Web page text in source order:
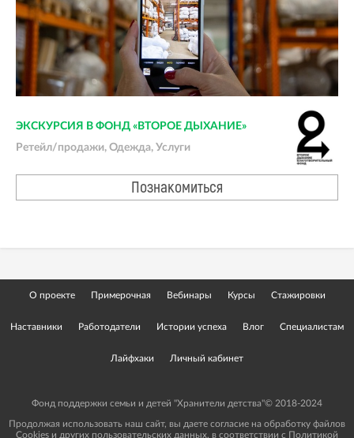
ЭКСКУРСИЯ В ФОНД «ВТОРОЕ ДЫХАНИЕ»
Ретейл/продажи, Одежда, Услуги
Познакомиться
О проекте Примерочная Вебинары Курсы Стажировки
Наставники Работодатели Истории успеха Влог Специалистам
Лайфхаки Личный кабинет
Фонд поддержки семьи и детей "Хранители детства"© 2018-2024
Продолжая использовать наш сайт, вы даете согласие на обработку файлов
Cookies и других пользовательских данных, в соответствии с Политикой